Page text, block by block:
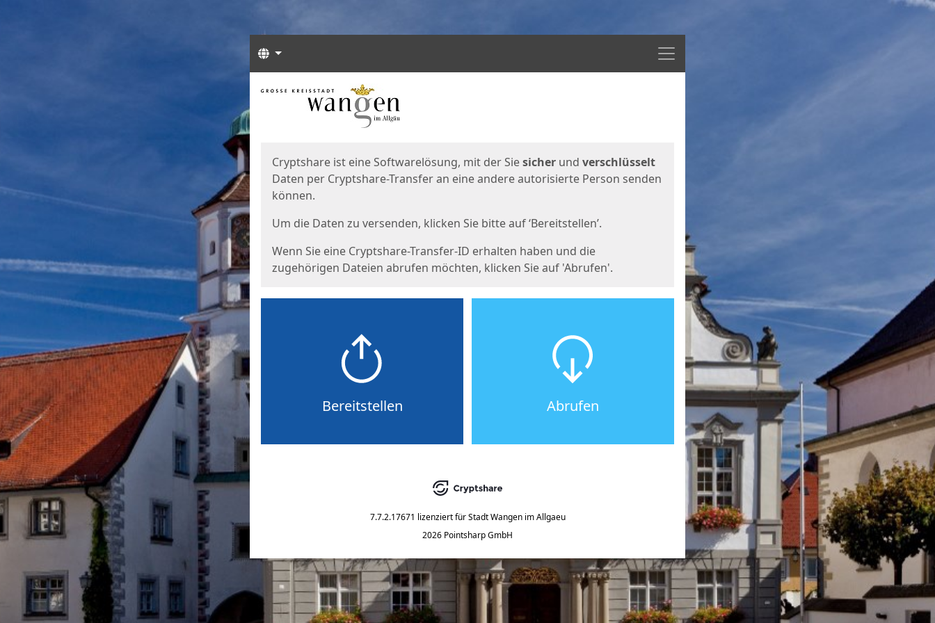
Menü
Sprachen
Start
Cryptshare ist eine Softwarelösung, mit der Siesicher und verschlüsselt
Daten per Cryptshare-Transfer an eine andere autorisierte Person senden
können.
Um die Daten zu versenden, klicken Sie bitte auf ‘Bereitstellen’.
Wenn Sie eine Cryptshare-Transfer-ID erhalten haben und die
zugehörigen Dateien abrufen möchten, klicken Sie auf 'Abrufen'.
Bereitstellen Abrufen
7.7.2.17671 lizenziert für Stadt Wangen im Allgaeu
2026 Pointsharp GmbH